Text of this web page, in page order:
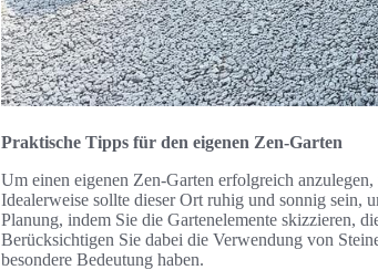
Praktische Tipps für den eigenen Zen-Garten
Um einen eigenen Zen-Garten erfolgreich
Idealerweise sollte dieser Ort ruhig und sonnig sein,
Planung, indem Sie die Gartenelemente skizzieren,
Berücksichtigen Sie dabei die Verwendung von
besondere Bedeutung haben.